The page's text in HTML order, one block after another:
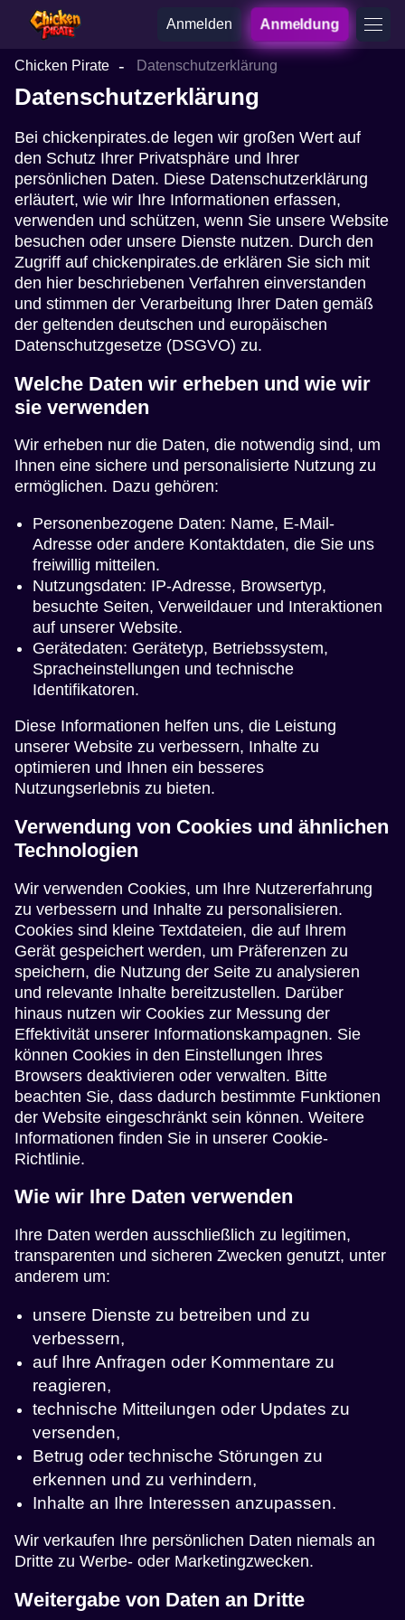
Anmelden Anmeldung
Chicken Pirate Datenschutzerklärung
Datenschutzerklärung
Bei chickenpirates.de legen wir großen Wert auf
den Schutz Ihrer Privatsphäre und Ihrer
persönlichen Daten. Diese Datenschutzerklärung
erläutert, wie wir Ihre Informationen erfassen,
verwenden und schützen, wenn Sie unsere Website
besuchen oder unsere Dienste nutzen. Durch den
Zugriff auf chickenpirates.de erklären Sie sich mit
den hier beschriebenen Verfahren einverstanden
und stimmen der Verarbeitung Ihrer Daten gemäß
der geltenden deutschen und europäischen
Datenschutzgesetze (DSGVO) zu.
Welche Daten wir erheben und wie wir
sie verwenden
Wir erheben nur die Daten, die notwendig sind, um
Ihnen eine sichere und personalisierte Nutzung zu
ermöglichen. Dazu gehören:
Personenbezogene Daten: Name, E-Mail-
Adresse oder andere Kontaktdaten, die Sie uns
freiwillig mitteilen.
Nutzungsdaten: IP-Adresse, Browsertyp,
besuchte Seiten, Verweildauer und Interaktionen
auf unserer Website.
Gerätedaten: Gerätetyp, Betriebssystem,
Spracheinstellungen und technische
Identifikatoren.
Diese Informationen helfen uns, die Leistung
unserer Website zu verbessern, Inhalte zu
optimieren und Ihnen ein besseres
Nutzungserlebnis zu bieten.
Verwendung von Cookies und ähnlichen
Technologien
Wir verwenden Cookies, um Ihre Nutzererfahrung
zu verbessern und Inhalte zu personalisieren.
Cookies sind kleine Textdateien, die auf Ihrem
Gerät gespeichert werden, um Präferenzen zu
speichern, die Nutzung der Seite zu analysieren
und relevante Inhalte bereitzustellen. Darüber
hinaus nutzen wir Cookies zur Messung der
Effektivität unserer Informationskampagnen. Sie
können Cookies in den Einstellungen Ihres
Browsers deaktivieren oder verwalten. Bitte
beachten Sie, dass dadurch bestimmte Funktionen
der Website eingeschränkt sein können. Weitere
Informationen finden Sie in unserer Cookie-
Richtlinie.
Wie wir Ihre Daten verwenden
Ihre Daten werden ausschließlich zu legitimen,
transparenten und sicheren Zwecken genutzt, unter
anderem um:
unsere Dienste zu betreiben und zu
verbessern,
auf Ihre Anfragen oder Kommentare zu
reagieren,
technische Mitteilungen oder Updates zu
versenden,
Betrug oder technische Störungen zu
erkennen und zu verhindern,
Inhalte an Ihre Interessen anzupassen.
Wir verkaufen Ihre persönlichen Daten niemals an
Dritte zu Werbe- oder Marketingzwecken.
Weitergabe von Daten an Dritte